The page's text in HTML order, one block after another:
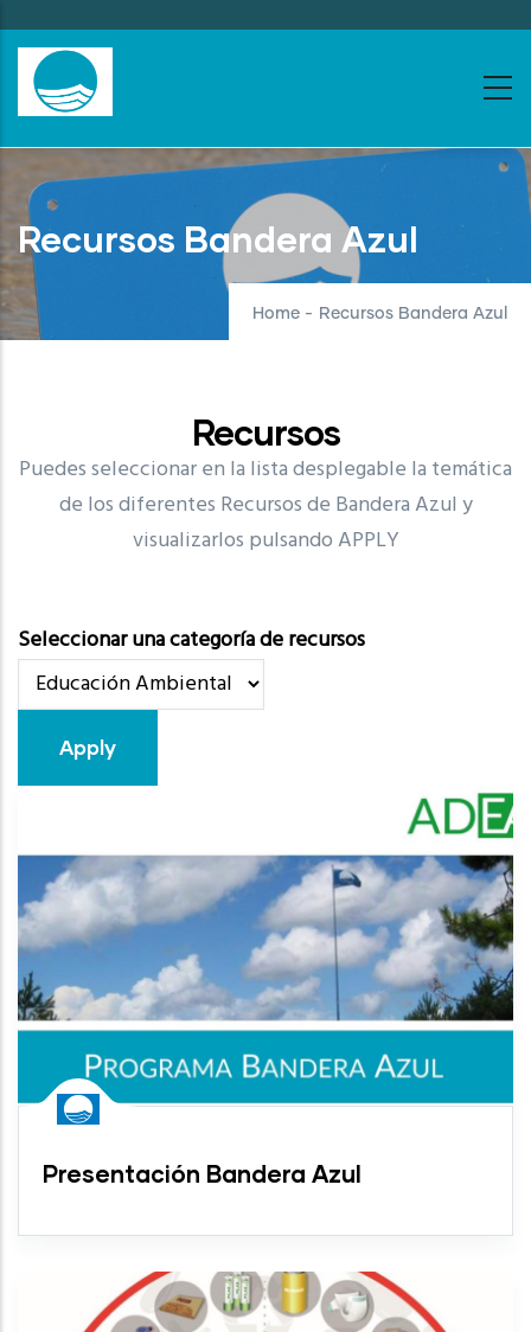
to
main
content
Recursos Bandera Azul
Home - Recursos Bandera Azul
Recursos
Puedes seleccionar en la lista desplegable la temática
de los diferentes Recursos de Bandera Azul y
visualizarlos pulsando APPLY
Seleccionar una categoría de recursos
Presentación Bandera Azul